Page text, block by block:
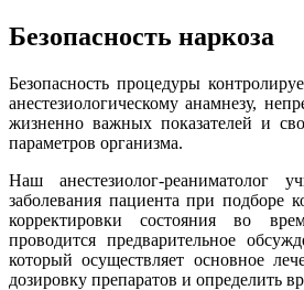
Безопасность наркоза
Безопасность процедуры
анестезиологическому анамнезу,
жизненно важных показателей и
параметров организма.
Наш анестезиолог-реаниматолог
заболевания пациента при подборе
корректировки состояния во
проводится предварительное
который осуществляет основное
дозировку препаратов и определить